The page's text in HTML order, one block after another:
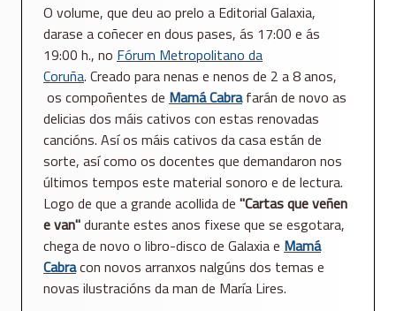
O volume, que deu ao prelo a Editorial Galaxia,
darase a coñecer en dous pases, ás 17:00 e ás
19:00 h., no Fórum Metropolitano da
Coruña. Creado para nenas e nenos de 2 a 8 anos,
os compoñentes de Mamá Cabrafarán de novo as
delicias dos máis cativos con estas renovadas
cancións. Así os máis cativos da casa están de
sorte, así como os docentes que demandaron nos
últimos tempos este material sonoro e de lectura.
Logo de que a grande acollida de "Cartas que veñen
e van"durante estes anos fixese que se esgotara,
chega de novo o libro-disco de Galaxia e Mamá
Cabracon novos arranxos nalgúns dos temas e
novas ilustracións da man de María Lires.